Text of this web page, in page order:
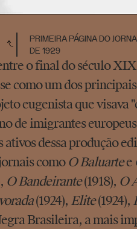
PRIMEIRA PÁGINA DO
DE 1929
o final do século
como um dos
eugenista que visava
de imigrantes
ativos dessa produção
comoO Baluartee
O Bandeirante(1918), O
(1924), Elite(1924),
Brasileira, a mais